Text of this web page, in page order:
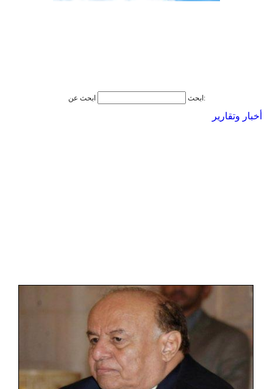
ابحث ابحث عن:
أخبار وتقارير